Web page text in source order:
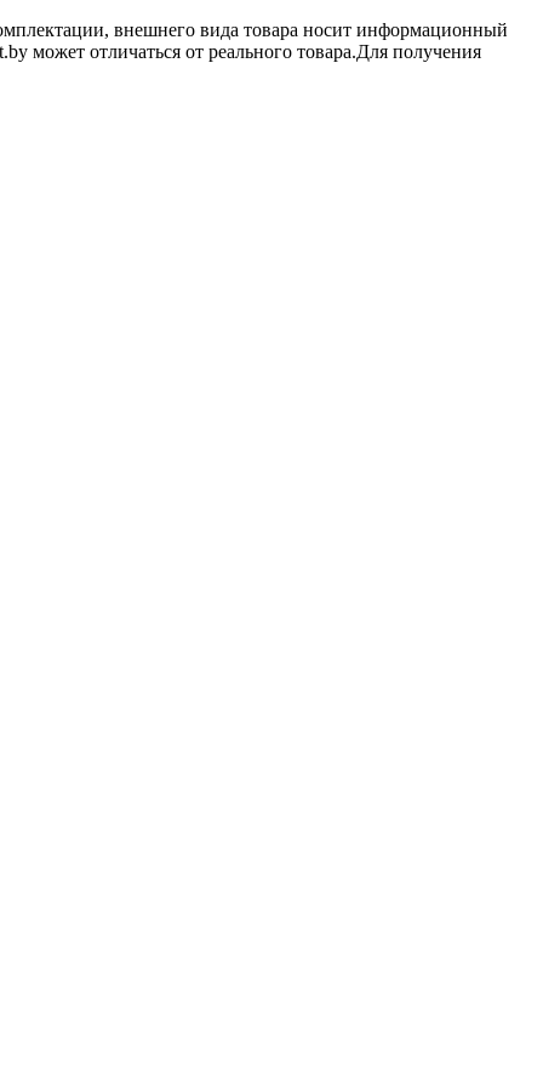
внешнего вида товара носит информационный
может отличаться от реального товара.Для получения